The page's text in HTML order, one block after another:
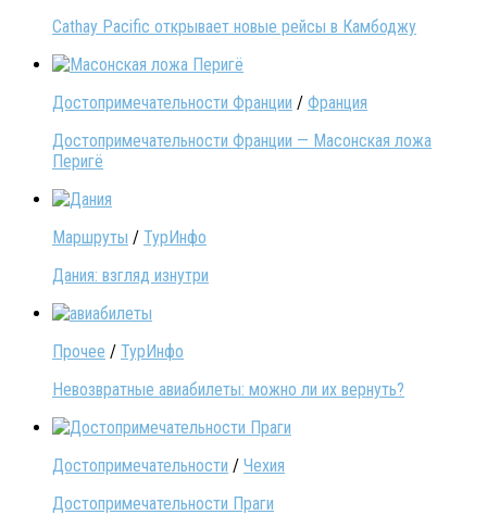
Cathay Pacific открывает новые рейсы в Камбоджу
Достопримечательности Франции / Франция
Достопримечательности Франции — Масонская ложа
Перигё
Маршруты / ТурИнфо
Дания: взгляд изнутри
Прочее / ТурИнфо
Невозвратные авиабилеты: можно ли их вернуть?
Достопримечательности / Чехия
Достопримечательности Праги